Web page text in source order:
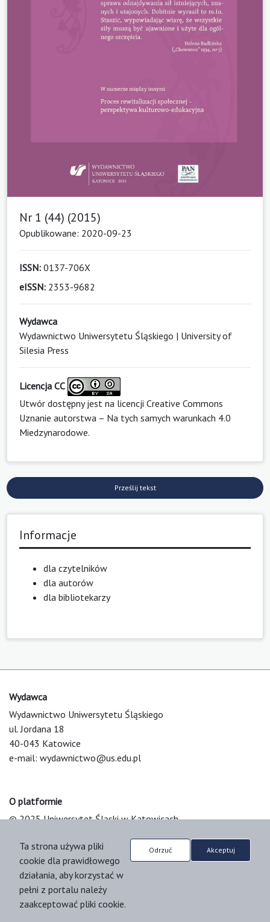
Nr 1 (44) (2015)
Opublikowane: 2020-09-23
ISSN: 0137-706X
eISSN: 2353-9682
Wydawca
Wydawnictwo Uniwersytetu Śląskiego | University of
Silesia Press
Licencja CC
Utwór dostępny jest na licencji Creative Commons
Uznanie autorstwa – Na tych samych warunkach 4.0
Miedzynarodowe.
Prześlij tekst
Informacje
dla czytelników
dla autorów
dla bibliotekarzy
Wydawca
Wydawnictwo Uniwersytetu Śląskiego
ul. Jordana 18
40-043 Katowice
e-mail: wydawnictwo@us.edu.pl
O platformie
© 2025 Uniwersytet Śląski w Katowicach
Platform & Workflow by OJS/PKP
Ta strona używa pliki
cookie dla prawidłowego
działania, aby korzystać w
pełni z portalu należy
zaakceptować pliki cookie.
Odrzuć Akceptuj